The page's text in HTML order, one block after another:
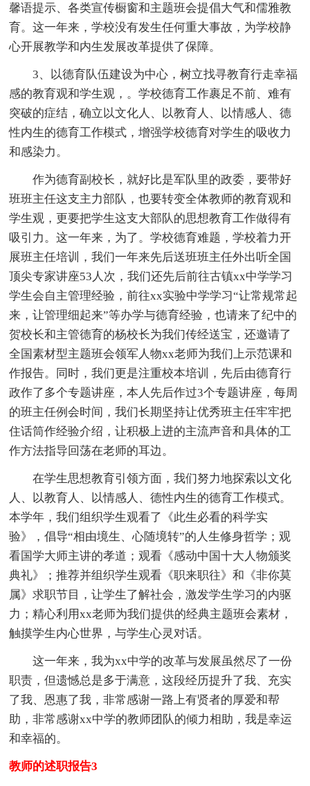
馨语提示、各类宣传橱窗和主题班会提倡大气和儒雅教
育。这一年来，学校没有发生任何重大事故，为学校静
心开展教学和内生发展改革提供了保障。
3、以德育队伍建设为中心，树立找寻教育行走幸福
感的教育观和学生观，。学校德育工作裹足不前、难有
突破的症结，确立以文化人、以教育人、以情感人、德
性内生的德育工作模式，增强学校德育对学生的吸收力
和感染力。
作为德育副校长，就好比是军队里的政委，要带好
班班主任这支主力部队，也要转变全体教师的教育观和
学生观，更要把学生这支大部队的思想教育工作做得有
吸引力。这一年来，为了。学校德育难题，学校着力开
展班主任培训，我们一年来先后送班班主任外出听全国
顶尖专家讲座53人次，我们还先后前往古镇xx中学学习
学生会自主管理经验，前往xx实验中学学习“让常规常起
来，让管理细起来”等办学与德育经验，也请来了纪中的
贺校长和主管德育的杨校长为我们传经送宝，还邀请了
全国素材型主题班会领军人物xx老师为我们上示范课和
作报告。同时，我们更是注重校本培训，先后由德育行
政作了多个专题讲座，本人先后作过3个专题讲座，每周
的班主任例会时间，我们长期坚持让优秀班主任牢牢把
住话筒作经验介绍，让积极上进的主流声音和具体的工
作方法指导回荡在老师的耳边。
在学生思想教育引领方面，我们努力地探索以文化
人、以教育人、以情感人、德性内生的德育工作模式。
本学年，我们组织学生观看了《此生必看的科学实
验》，倡导“相由境生、心随境转”的人生修身哲学；观
看国学大师主讲的孝道；观看《感动中国十大人物颁奖
典礼》；推荐并组织学生观看《职来职往》和《非你莫
属》求职节目，让学生了解社会，激发学生学习的内驱
力；精心利用xx老师为我们提供的经典主题班会素材，
触摸学生内心世界，与学生心灵对话。
这一年来，我为xx中学的改革与发展虽然尽了一份
职责，但遗憾总是多于满意，这段经历提升了我、充实
了我、恩惠了我，非常感谢一路上有贤者的厚爱和帮
助，非常感谢xx中学的教师团队的倾力相助，我是幸运
和幸福的。
教师的述职报告3